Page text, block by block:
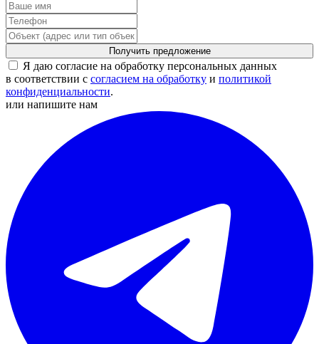
Получить предложение
Я даю согласие на обработку персональных данных
в соответствии с согласием на обработку и политикой
конфиденциальности.
или напишите нам